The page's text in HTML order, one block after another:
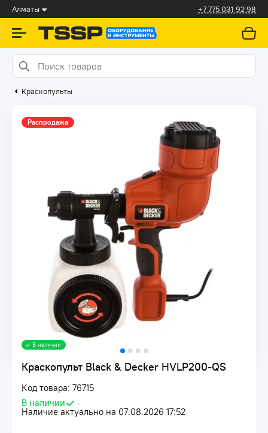
Алматы +7 775 031 92 98
Краскопульты
Краскопульт Black & Decker HVLP200-QS
Код товара: 76715
В наличии
•
Наличие актуально на 07.08.2026 17:52
В наличии
Распродажа